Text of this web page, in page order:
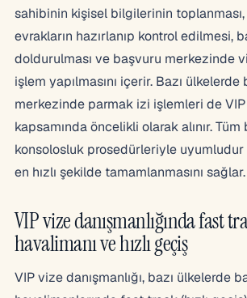
sahibinin kişisel bilgilerinin
evrakların hazırlanıp kontrol edilmesi,
doldurulması ve başvuru merkezinde
işlem yapılmasını içerir. Bazı ülkelerde
merkezinde parmak izi işlemleri de
kapsamında öncelikli olarak alınır.
konsolosluk prosedürleriyle
en hızlı şekilde tamamlanmasını sağlar.
VIP vize danışmanlığında fast
havalimanı ve hızlı geçiş
VIP vize danışmanlığı, bazı ülkelerde